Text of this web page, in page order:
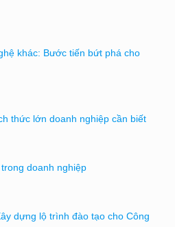
khác: Bước tiến bứt phá cho
thức lớn doanh nghiệp cần biết
doanh nghiệp
dựng lộ trình đào tạo cho Công